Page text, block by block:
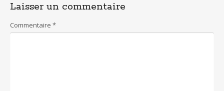
Laisser un commentaire
Commentaire *